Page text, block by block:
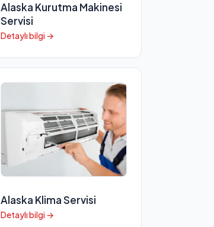
Alaska Kurutma Makinesi
Servisi
Detaylı bilgi →
Alaska Klima Servisi
Detaylı bilgi →